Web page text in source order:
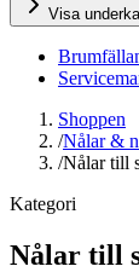
Visa
Shoppen
/Nålar &
/Nålar till
Kategori
Nålar till